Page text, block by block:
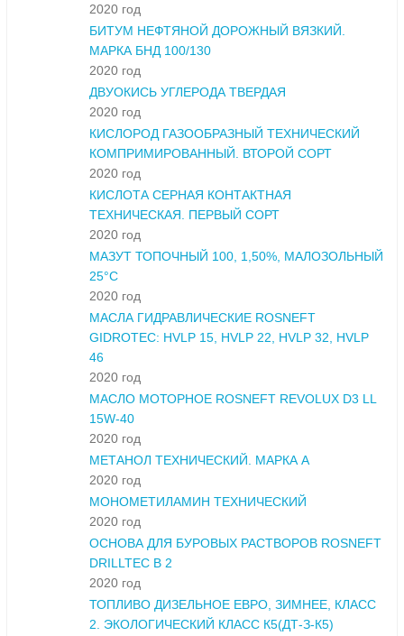
2020 год
БИТУМ НЕФТЯНОЙ ДОРОЖНЫЙ ВЯЗКИЙ.
МАРКА БНД 100/130
2020 год
ДВУОКИСЬ УГЛЕРОДА ТВЕРДАЯ
2020 год
КИСЛОРОД ГАЗООБРАЗНЫЙ ТЕХНИЧЕСКИЙ
КОМПРИМИРОВАННЫЙ. ВТОРОЙ СОРТ
2020 год
КИСЛОТА СЕРНАЯ КОНТАКТНАЯ
ТЕХНИЧЕСКАЯ. ПЕРВЫЙ СОРТ
2020 год
МАЗУТ ТОПОЧНЫЙ 100, 1,50%, МАЛОЗОЛЬНЫЙ
25°С
2020 год
МАСЛА ГИДРАВЛИЧЕСКИЕ ROSNEFT
GIDROTEC: HVLP 15, HVLP 22, HVLP 32, HVLP
46
2020 год
МАСЛО МОТОРНОЕ ROSNEFT REVOLUX D3 LL
15W-40
2020 год
МЕТАНОЛ ТЕХНИЧЕСКИЙ. МАРКА А
2020 год
МОНОМЕТИЛАМИН ТЕХНИЧЕСКИЙ
2020 год
ОСНОВА ДЛЯ БУРОВЫХ РАСТВОРОВ ROSNEFT
DRILLTEC B 2
2020 год
ТОПЛИВО ДИЗЕЛЬНОЕ ЕВРО, ЗИМНЕЕ, КЛАСС
2. ЭКОЛОГИЧЕСКИЙ КЛАСС К5(ДТ-З-К5)